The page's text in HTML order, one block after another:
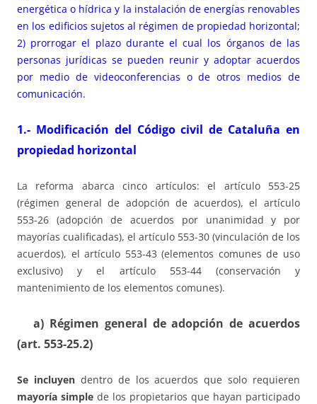
energética o hídrica y la instalación de energías renovables
en los edificios sujetos al régimen de propiedad horizontal;
2) prorrogar el plazo durante el cual los órganos de las
personas jurídicas se pueden reunir y adoptar acuerdos
por medio de videoconferencias o de otros medios de
comunicación.
1.- Modificación del Código civil de Cataluña en
propiedad horizontal
La reforma abarca cinco artículos: el artículo 553-25
(régimen general de adopción de acuerdos), el artículo
553-26 (adopción de acuerdos por unanimidad y por
mayorías cualificadas), el artículo 553-30 (vinculación de los
acuerdos), el artículo 553-43 (elementos comunes de uso
exclusivo) y el artículo 553-44 (conservación y
mantenimiento de los elementos comunes).
a) Régimen general de adopción de acuerdos
(art. 553-25.2)
Se incluyendentro de los acuerdos que solo requieren
mayoría simple de los propietarios que hayan participado